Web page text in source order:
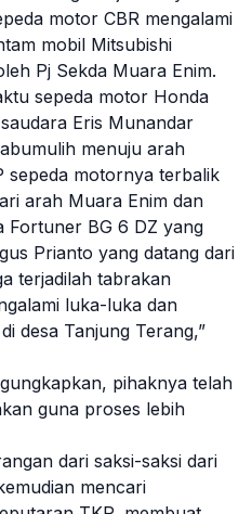
motor CBR mengalami
mobil Mitsubishi
Pj Sekda Muara Enim.
sepeda motor Honda
Eris Munandar
menuju arah
sepeda motornya terbalik
arah Muara Enim dan
Fortuner BG 6 DZ yang
Prianto yang datang dari
terjadilah tabrakan
luka-luka dan
desa Tanjung Terang,”
pihaknya telah
guna proses lebih
dari saksi-saksi dari
mencari